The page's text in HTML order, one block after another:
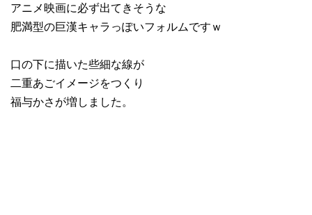
アニメ映画に必ず出てきそうな
肥満型の巨漢キャラっぽいフォルムですｗ
口の下に描いた些細な線が
二重あごイメージをつくり
福与かさが増しました。